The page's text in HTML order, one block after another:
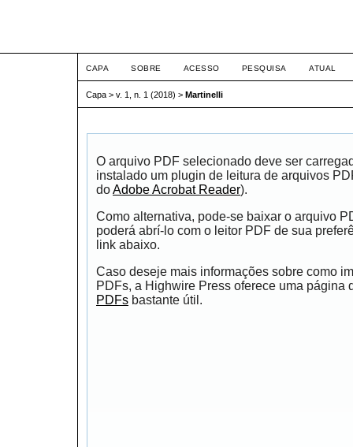
CAPA SOBRE ACESSO PESQUISA ATUAL
Capa > v. 1, n. 1 (2018) > Martinelli
O arquivo PDF selecionado deve ser
instalado um plugin de leitura de arquivos
doAdobe Acrobat Reader).
Como alternativa, pode-se baixar o arquivo
poderá abrí-lo com o leitor PDF de sua
link abaixo.
Caso deseje mais informações sobre como
PDFs, a Highwire Press oferece uma página
PDFs bastante útil.